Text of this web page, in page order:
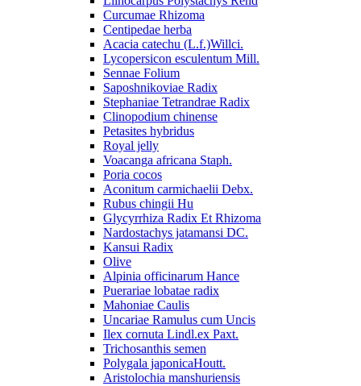
Curcumae Rhizoma
Centipedae herba
Acacia catechu (L.f.)Willci.
Lycopersicon esculentum Mill.
Sennae Folium
Saposhnikoviae Radix
Stephaniae Tetrandrae Radix
Clinopodium chinense
Petasites hybridus
Royal jelly
Voacanga africana Staph.
Poria cocos
Aconitum carmichaelii Debx.
Rubus chingii Hu
Glycyrrhiza Radix Et Rhizoma
Nardostachys jatamansi DC.
Kansui Radix
Olive
Alpinia officinarum Hance
Puerariae lobatae radix
Mahoniae Caulis
Uncariae Ramulus cum Uncis
Ilex cornuta Lindl.ex Paxt.
Trichosanthis semen
Polygala japonicaHoutt.
Aristolochia manshuriensis